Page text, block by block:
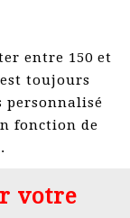
entre 150 et
toujours
personnalisé
fonction de
votre